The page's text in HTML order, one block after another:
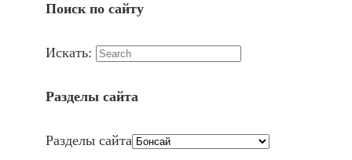
Поиск по сайту
Искать:
Разделы сайта
Разделы сайта